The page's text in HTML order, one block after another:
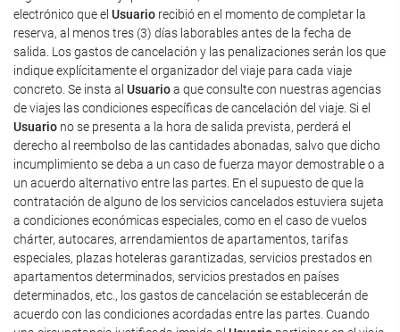
electrónico que el Usuario recibió en el momento de completar la
reserva, al menos tres (3) días laborables antes de la fecha de
salida. Los gastos de cancelación y las penalizaciones serán los que
indique explícitamente el organizador del viaje para cada viaje
concreto. Se insta al Usuarioa que consulte con nuestras agencias
de viajes las condiciones específicas de cancelación del viaje. Si el
Usuario no se presenta a la hora de salida prevista, perderá el
derecho al reembolso de las cantidades abonadas, salvo que dicho
incumplimiento se deba a un caso de fuerza mayor demostrable o a
un acuerdo alternativo entre las partes. En el supuesto de que la
contratación de alguno de los servicios cancelados estuviera sujeta
a condiciones económicas especiales, como en el caso de vuelos
chárter, autocares, arrendamientos de apartamentos, tarifas
especiales, plazas hoteleras garantizadas, servicios prestados en
apartamentos determinados, servicios prestados en países
determinados, etc., los gastos de cancelación se establecerán de
acuerdo con las condiciones acordadas entre las partes. Cuando